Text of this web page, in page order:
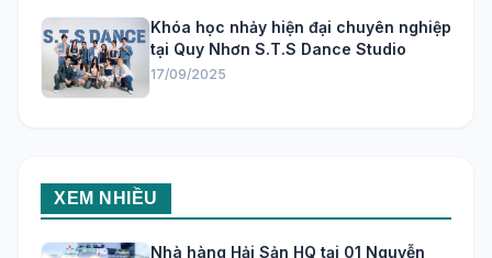
Khóa học nhảy hiện đại chuyên nghiệp
tại Quy Nhơn S.T.S Dance Studio
17/09/2025
XEM NHIỀU
Nhà hàng Hải Sản HQ tại 01 Nguyễn